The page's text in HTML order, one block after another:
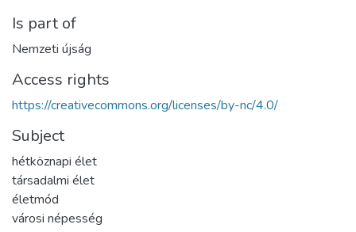
Is part of
Nemzeti újság
Access rights
https://creativecommons.org/licenses/by-nc/4.0/
Subject
hétköznapi élet
társadalmi élet
életmód
városi népesség